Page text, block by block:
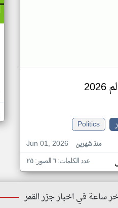
Politics
Jun 01, 2026
منذ شهرين
عدد الكلمات: ٦ الصور: ٢٥
ساعة في اخبار جزر القمر